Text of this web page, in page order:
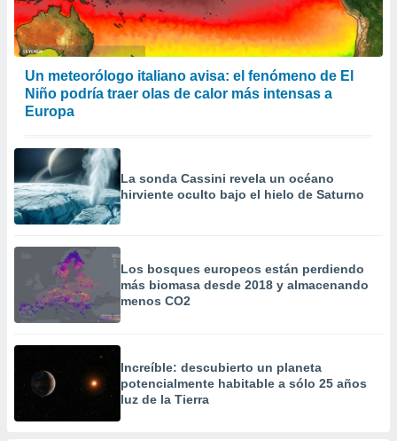
Un meteorólogo italiano avisa: el fenómeno de El
Niño podría traer olas de calor más intensas a
Europa
La sonda Cassini revela un océano
hirviente oculto bajo el hielo de Saturno
Los bosques europeos están perdiendo
más biomasa desde 2018 y almacenando
menos CO2
Increíble: descubierto un planeta
potencialmente habitable a sólo 25 años
luz de la Tierra